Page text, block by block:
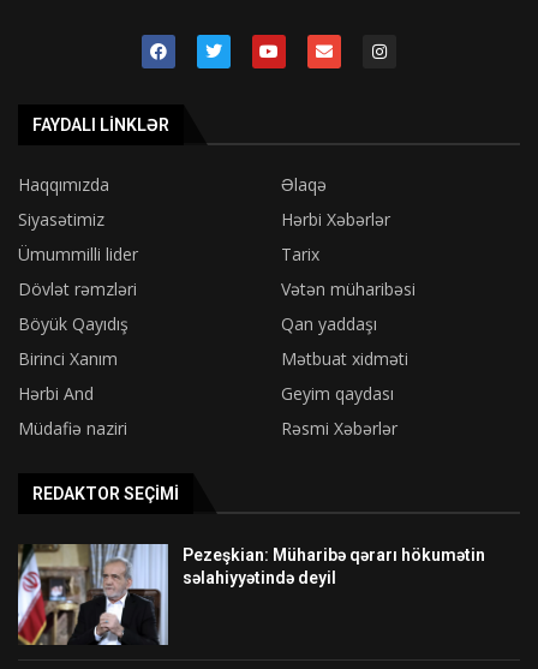
FAYDALI LINKLƏR
Haqqımızda
Əlaqə
Siyasətimiz
Hərbi Xəbərlər
Ümummilli lider
Tarix
Dövlət rəmzləri
Vətən müharibəsi
Böyük Qayıdış
Qan yaddaşı
Birinci Xanım
Mətbuat xidməti
Hərbi And
Geyim qaydası
Müdafiə naziri
Rəsmi Xəbərlər
REDAKTOR SEÇIMI
Pezeşkian: Müharibə qərarı hökumətin
səlahiyyətində deyil